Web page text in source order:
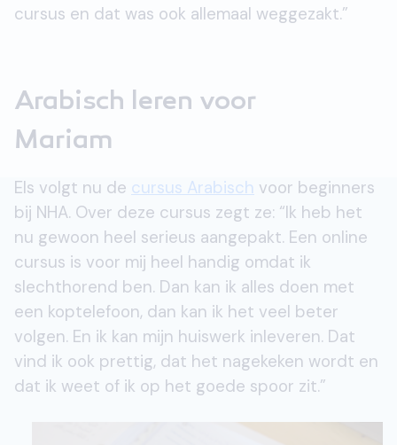
cursus en dat was ook allemaal weggezakt.”
Arabisch leren voor
Mariam
Els volgt nu de cursus Arabisch voor beginners
bij NHA. Over deze cursus zegt ze: “Ik heb het
nu gewoon heel serieus aangepakt. Een online
cursus is voor mij heel handig omdat ik
slechthorend ben. Dan kan ik alles doen met
een koptelefoon, dan kan ik het veel beter
volgen. En ik kan mijn huiswerk inleveren. Dat
vind ik ook prettig, dat het nagekeken wordt en
dat ik weet of ik op het goede spoor zit.”